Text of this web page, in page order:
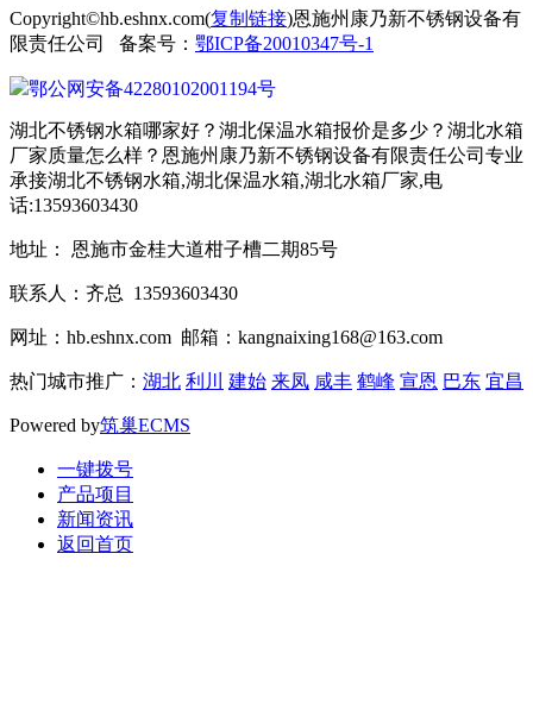
Copyright©hb.eshnx.com(复制链接)恩施州康乃新不锈钢设备有
限责任公司 备案号： 鄂ICP备20010347号-1
鄂公网安备42280102001194号
湖北不锈钢水箱哪家好？湖北保温水箱报价是多少？湖北水箱
厂家质量怎么样？恩施州康乃新不锈钢设备有限责任公司专业
承接湖北不锈钢水箱,湖北保温水箱,湖北水箱厂家,电
话:13593603430
地址： 恩施市金桂大道柑子槽二期85号
联系人：齐总 13593603430
网址：hb.eshnx.com 邮箱：kangnaixing168@163.com
热门城市推广： 湖北 利川 建始 来凤 咸丰 鹤峰 宣恩 巴东 宜昌
Powered by筑巢ECMS
一键拨号
产品项目
新闻资讯
返回首页